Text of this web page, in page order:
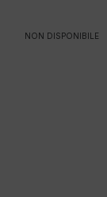
NON DISPONIBILE